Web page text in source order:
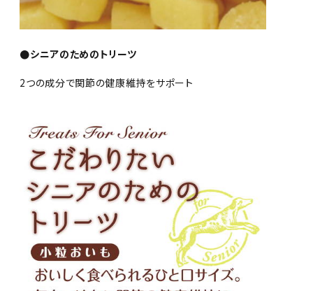
●シニアのためのトリーツ
2つの成分で関節の健康維持をサポート